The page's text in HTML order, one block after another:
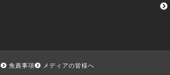
免責事項 メディアの皆様へ